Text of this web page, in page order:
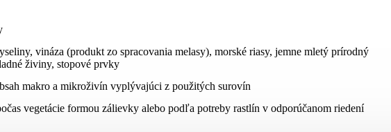
vináza (produkt zo spracovania melasy), morské riasy, jemne mletý prírodný
živiny, stopové prvky
makro a mikroživín vyplývajúci z použitých surovín
vegetácie formou zálievky alebo podľa potreby rastlín v odporúčanom riedení